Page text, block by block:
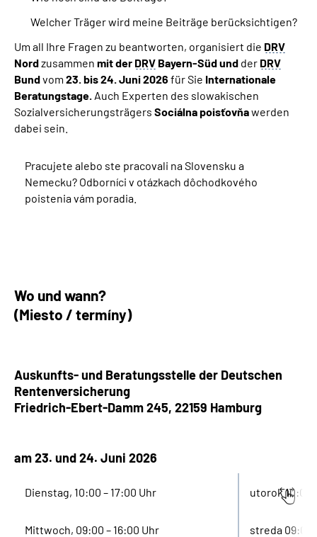
Welcher Träger wird meine Beiträge berücksichtigen?
Um all Ihre Fragen zu beantworten, organisiert die DRV
Nordzusammen mit der DRV Bayern-Süd und der DRV
Bundvom 23.bis 24. Juni 2026 für Sie Internationale
Beratungstage. Auch Experten des slowakischen
Sozialversicherungsträgers Sociálna poisťovňawerden
dabei sein.
Pracujete alebo ste pracovali na Slovensku a
Nemecku? Odborníci v otázkach dôchodkového
poistenia vám poradia.
Wo und wann?
(Miesto / termíny)
Auskunfts- und Beratungsstelle der Deutschen
Rentenversicherung
Friedrich-Ebert-Damm 245, 22159 Hamburg
am 23. und 24. Juni 2026
Dienstag, 10:00 – 17:00 Uhr utorok 10:00
Mittwoch, 09:00 – 16:00 Uhr streda 09:00